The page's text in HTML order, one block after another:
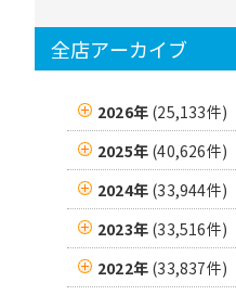
全店アーカイブ
2026年 (25,133件)
2025年 (40,626件)
2024年 (33,944件)
2023年 (33,516件)
2022年 (33,837件)